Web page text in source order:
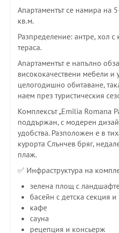
Апартаментът се намира на
кв.м.
Разпределение: антре, хол с
тераса.
Апартаментът е напълно
висококачествени мебели и
целогодишно обитаване,
наем през туристическия
Комплексът „Emilia Romana
поддържан, с модерен
удобства. Разположен е в
курорта Слънчев бряг,
плаж.
✅ Инфраструктура на
зелена площ с
басейн с детска секция
кафе
сауна
рецепция и консьерж